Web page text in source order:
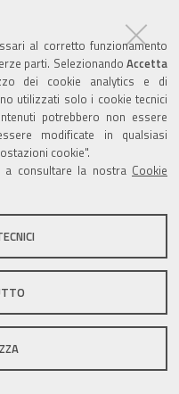
al corretto funzionamento
parti. Selezionando Accetta
dei cookie analytics e di
utilizzati solo i cookie tecnici
potrebbero non essere
modificate in qualsiasi
cookie".
a consultare la nostra Cookie
sito
Predosa